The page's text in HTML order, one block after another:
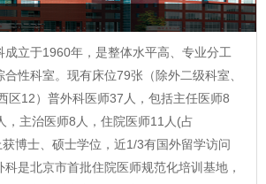
成立于1960年，是整体水平高、专业分工
性科室。现有床位79张（除外二级科室、
区12）普外科医师37人，包括主任医师8
，主治医师8人，住院医师11人(占
博士、硕士学位，近1/3有国外留学访问
是北京市首批住院医师规范化培训基地，